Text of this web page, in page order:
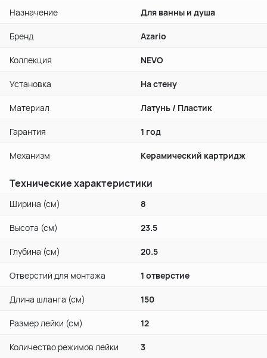
Назначение Для ванны и душа
Бренд Azario
Коллекция NEVO
Установка На стену
Материал Латунь / Пластик
Гарантия 1 год
Механизм Керамический картридж
Технические характеристики
Ширина (см) 8
Высота (см) 23.5
Глубина (см) 20.5
Отверстий для монтажа 1 отверстие
Длина шланга (см) 150
Размер лейки (см) 12
Количество режимов лейки 3